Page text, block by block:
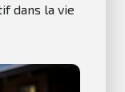
dans la vie